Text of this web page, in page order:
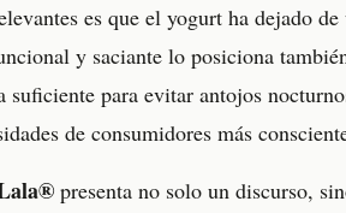
es que el yogurt ha dejado
y saciante lo posiciona
para evitar antojos
de consumidores más
presenta no solo un discurso,